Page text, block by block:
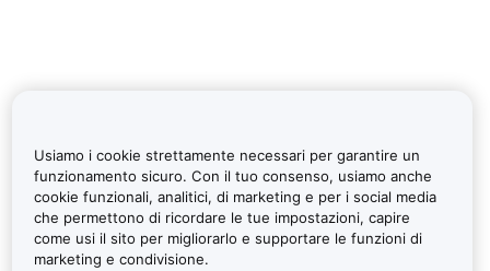
Usiamo i cookie strettamente necessari per garantire un
funzionamento sicuro. Con il tuo consenso, usiamo anche
cookie funzionali, analitici, di marketing e per i social media
che permettono di ricordare le tue impostazioni, capire
come usi il sito per migliorarlo e supportare le funzioni di
marketing e condivisione.